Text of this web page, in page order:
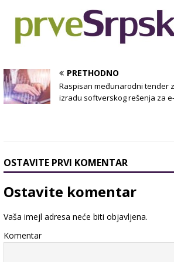
PRETHODNO
Raspisan međunarodni tender
izradu softverskog rešenja za
OSTAVITE PRVI KOMENTAR
Ostavite komentar
Vaša imejl adresa neće biti objavljena.
Komentar